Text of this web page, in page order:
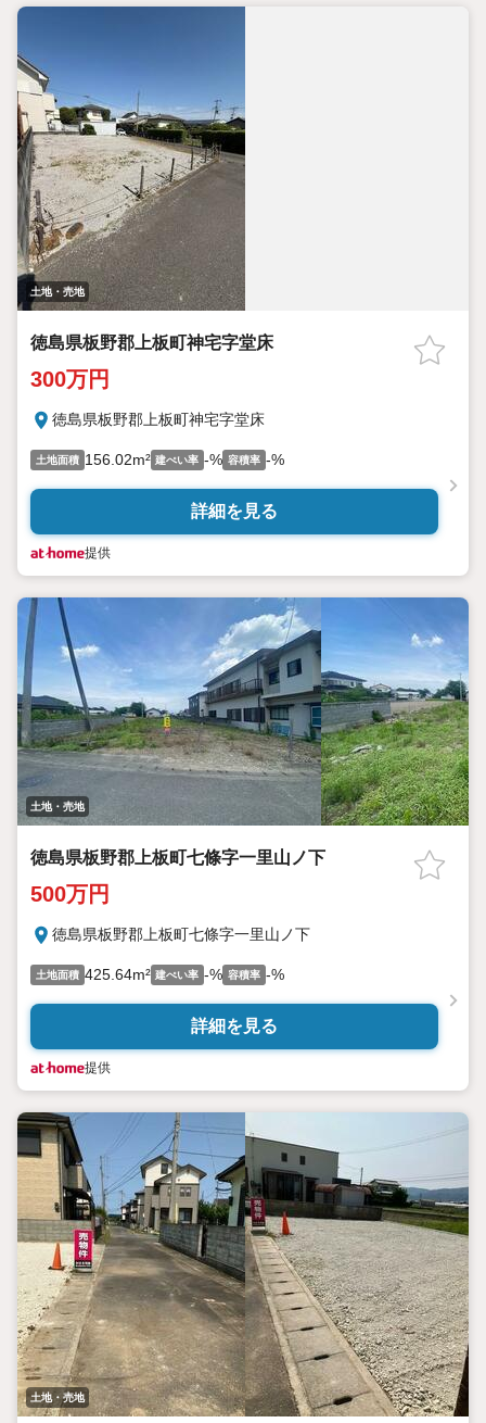
土地・売地
徳島県板野郡上板町神宅字堂床
300万円
徳島県板野郡上板町神宅字堂床
土地面積 156.02m² 建ぺい率 -% 容積率 -%
詳細を見る
提供
土地・売地
徳島県板野郡上板町七條字一里山ノ下
500万円
徳島県板野郡上板町七條字一里山ノ下
土地面積 425.64m² 建ぺい率 -% 容積率 -%
詳細を見る
提供
土地・売地